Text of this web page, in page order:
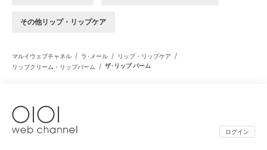
その他リップ・リップケア
マルイウェブチャネル / ラ･メール / リップ・リップケア /
リップクリーム・リップバーム / ザ･リップ バーム
ログイン